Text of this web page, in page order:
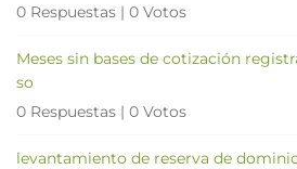
0 Respuestas | 0 Votos
Meses sin bases de cotización
so
0 Respuestas | 0 Votos
levantamiento de reserva de